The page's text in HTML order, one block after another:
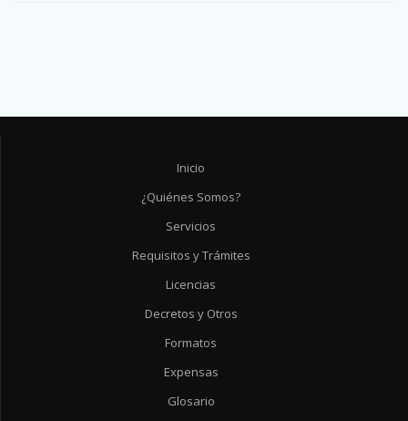
Inicio
¿Quiénes Somos?
Servicios
Requisitos y Trámites
Licencias
Decretos y Otros
Formatos
Expensas
Glosario